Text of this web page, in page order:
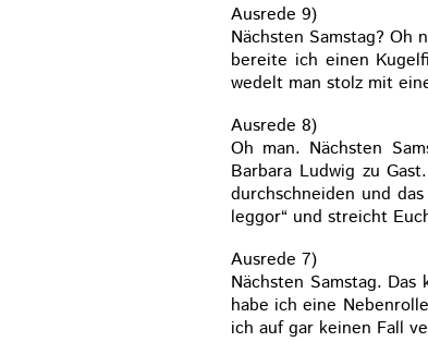
Ausrede 9)
Nächsten Samstag? Oh
bereite ich einen
wedelt man stolz mit
Ausrede 8)
Oh man. Nächsten
Barbara Ludwig zu
durchschneiden und
leggor“ und streicht
Ausrede 7)
Nächsten Samstag.
habe ich eine
ich auf gar keinen Fall